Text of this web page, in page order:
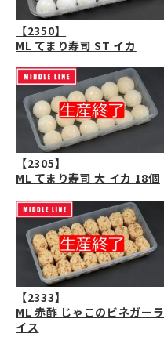
【2350】
ML てまり寿司 ST イカ
【2305】
ML てまり寿司 大 イカ 18個
【2333】
ML 赤酢 じゃこのビネガーラ
イス